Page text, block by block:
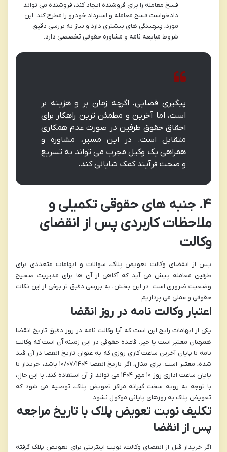
فسخ معامله را برای فروشنده ایجاد کند، فروشنده می تواند
دادخواست فسخ معامله و استرداد خودرو را مطرح کند. این
مورد، پیچیدگی های بیشتری دارد و نیاز به بررسی دقیق
شروط مبایعه نامه و مشاوره حقوقی تخصصی دارد.
پیگیری قضایی، اگرچه زمان بر و هزینه بر
است، اما آخرین و مطمئن ترین راهکار برای
احقاق حقوق طرفین در صورت عدم همکاری
متقابل است. در این مسیر، مشاوره و
همراهی یک وکیل مجرب می تواند به تسریع
و صحت فرآیند کمک شایانی کند.
۴. جنبه های حقوقی تکمیلی و
ملاحظات کاربردی پس از انقضای
وکالت
پس از انقضای وکالت تعویض پلاک، سوالات و ابهامات متعددی برای
طرفین معامله پیش می آید که آگاهی از آن ها برای مدیریت صحیح
وضعیت ضروری است. در این بخش، به بررسی دقیق تر برخی از این نکات
حقوقی و عملی می پردازیم:
اعتبار وکالت نامه در روز انقضا
یکی از ابهامات رایج این است که آیا وکالت نامه در روز دقیق تاریخ انقضا
همچنان معتبر است یا خیر. قاعده حقوقی در این زمینه آن است که وکالت
نامه تا پایان آخرین ساعت کاری روزی که به عنوان تاریخ انقضا در آن قید
شده، معتبر است
. برای مثال، اگر تاریخ انقضا ۱۰/۰۷/۱۴۰۴ باشد، خریدار تا
پایان ساعت اداری روز ۱۰ مهر ۱۴۰۴ می تواند از آن استفاده کند. با این حال،
با توجه به رویه سخت گیرانه مراکز تعویض پلاک، توصیه می شود که
تعویض پلاک به روزهای پایانی موکول نشود.
تکلیف نوبت تعویض پلاک با تاریخ مراجعه
پس از انقضا
اگر خریدار قبل از انقضای وکالت، نوبت اینترنتی برای تعویض پلاک گرفته